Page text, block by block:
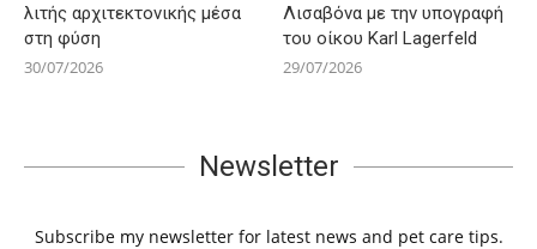
λιτής αρχιτεκτονικής μέσα
στη φύση
30/07/2026
Λισαβόνα με την υπογραφή
του οίκου Karl Lagerfeld
29/07/2026
Newsletter
Subscribe my newsletter for latest news and pet care tips.